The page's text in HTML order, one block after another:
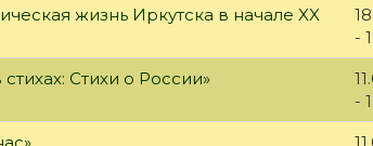
жизнь Иркутска в начале XX
-
Стихи о России»
-